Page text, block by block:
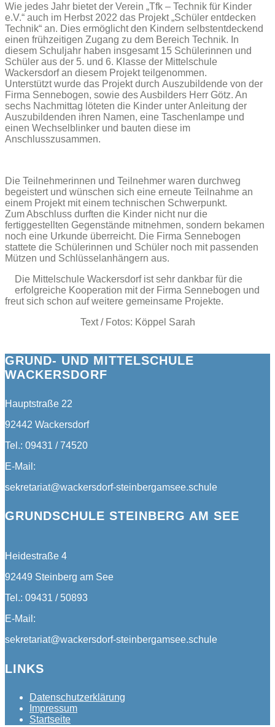
Wie jedes Jahr bietet der Verein „Tfk – Technik für Kinder
e.V.“ auch im Herbst 2022 das Projekt „Schüler entdecken
Technik“ an. Dies ermöglicht den Kindern selbstentdeckend
einen frühzeitigen Zugang zu dem Bereich Technik. In
diesem Schuljahr haben insgesamt 15 Schülerinnen und
Schüler aus der 5. und 6. Klasse der Mittelschule
Wackersdorf an diesem Projekt teilgenommen.
Unterstützt wurde das Projekt durch Auszubildende von der
Firma Sennebogen, sowie des Ausbilders Herr Götz. An
sechs Nachmittag löteten die Kinder unter Anleitung der
Auszubildenden ihren Namen, eine Taschenlampe und
einen Wechselblinker und bauten diese im
Anschlusszusammen.
Die Teilnehmerinnen und Teilnehmer waren durchweg
begeistert und wünschen sich eine erneute Teilnahme an
einem Projekt mit einem technischen Schwerpunkt.
Zum Abschluss durften die Kinder nicht nur die
fertiggestellten Gegenstände mitnehmen, sondern bekamen
noch eine Urkunde überreicht. Die Firma Sennebogen
stattete die Schülerinnen und Schüler noch mit passenden
Mützen und Schlüsselanhängern aus.
Die Mittelschule Wackersdorf ist sehr dankbar für die
erfolgreiche Kooperation mit der Firma Sennebogen und
freut sich schon auf weitere gemeinsame Projekte.
Text / Fotos: Köppel Sarah
GRUND- UND MITTELSCHULE
WACKERSDORF
Hauptstraße 22
92442 Wackersdorf
Tel.: 09431 / 74520
E-Mail:
sekretariat@wackersdorf-steinbergamsee.schule
GRUNDSCHULE STEINBERG AM SEE
Heidestraße 4
92449 Steinberg am See
Tel.: 09431 / 50893
E-Mail:
sekretariat@wackersdorf-steinbergamsee.schule
LINKS
Datenschutzerklärung
Impressum
Startseite